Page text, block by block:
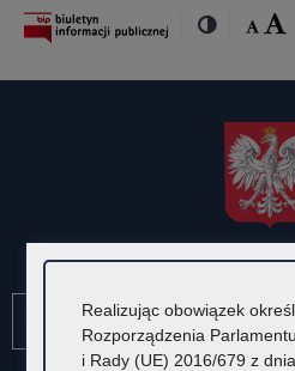
Przejdź
Przejdź
Dostępność
Kontrast
Kuratorium
wymagane.
Wpisz
Realizując obowiązek
Rozporządzenia
i Rady (UE) 2016/679 z